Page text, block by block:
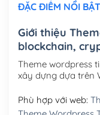
Mua thêm Host +
Tên miền
Tên miền Việt
Hosting 2GB
Hosting 3GB
ĐẶC ĐIỂM NỔI BẬT
Giới thiệu
blockchain,
Theme wordpress
xây dựng dựa trên
Phù hợp với web: